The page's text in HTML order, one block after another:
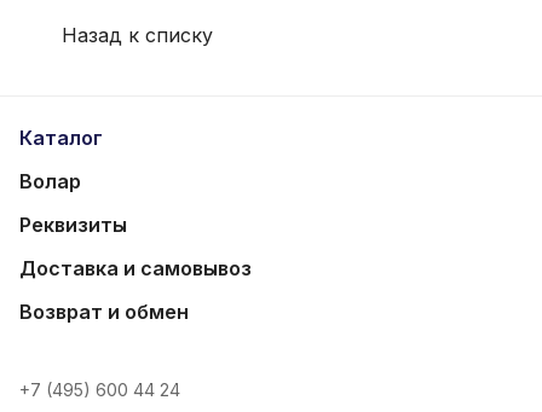
Назад к списку
Каталог
Волар
Реквизиты
Доставка и самовывоз
Возврат и обмен
+7 (495) 600 44 24